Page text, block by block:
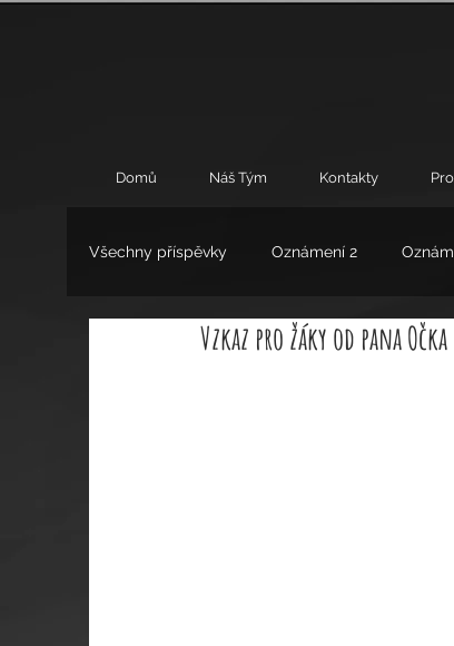
Domů Náš Tým Kontakty
Všechny příspěvky Oznámení 2
Výchovné poradenství
Vzkaz pro žáky od pana Očka